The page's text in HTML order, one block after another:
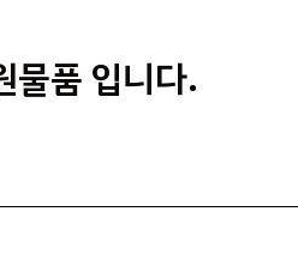
품 입니다.